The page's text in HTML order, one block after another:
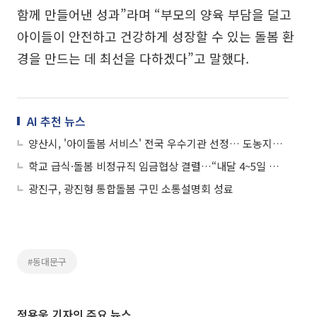
함께 만들어낸 성과”라며 “부모의 양육 부담을 덜고
아이들이 안전하고 건강하게 성장할 수 있는 돌봄 환
경을 만드는 데 최선을 다하겠다”고 말했다.
AI 추천 뉴스
양산시, '아이돌봄 서비스' 전국 우수기관 선정… 도농지역 돌봄정책 모범 사례로
학교 급식·돌봄 비정규직 임금협상 결렬…“내달 4~5일 급식·돌봄 중단 불가피”
광진구, 광진형 통합돌봄 구민 소통설명회 성료
#동대문구